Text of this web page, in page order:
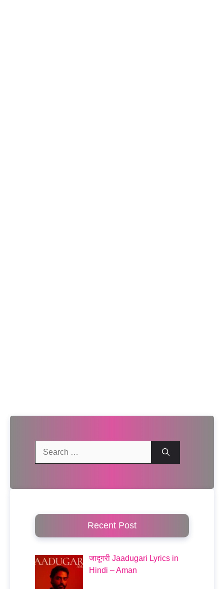
Recent Post
जादूगरी Jaadugari Lyrics in
Hindi – Aman